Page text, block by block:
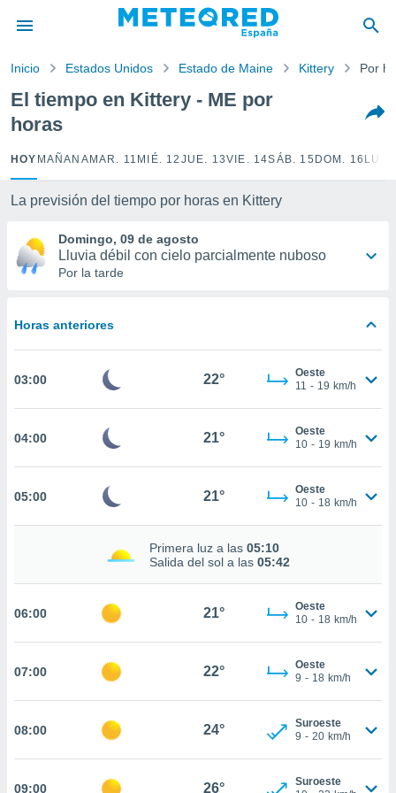
por
para
la
calidad.
a este
las
y
forma
basada
permite
coste.
botón
a la
ya sean
nos
en
perfil
y
CONTINUAR
Inicio Estados Unidos Estado de Maine Kittery Por
El tiempo en Kittery - ME por
horas
HOY MAÑANA MAR. 11 MIÉ. 12 JUE. 13VIE. 14SÁB. 15 DOM. 16
La previsión del tiempo por horas en Kittery
Domingo, 09 de agosto
Lluvia débil con cielo parcialmente nuboso
Por la tarde
Horas anteriores
03:00 22°
Oeste
11 - 19 km/h
04:00 21°
Oeste
10 - 19 km/h
05:00 21°
Oeste
10 - 18 km/h
Primera luz a las 05:10
Salida del sol a las 05:42
06:00 21°
Oeste
10 - 18 km/h
07:00 22°
Oeste
9 - 18 km/h
08:00 24°
Suroeste
9 - 20 km/h
09:00 26°
Suroeste